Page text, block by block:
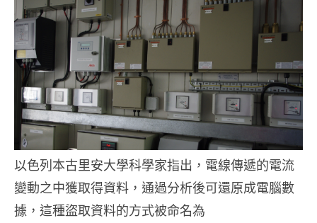
以色列本古里安大學科學家指出，電線傳遞的電流
變動之中獲取得資料，通過分析後可還原成電腦數
據，這種盜取資料的方式被命名為